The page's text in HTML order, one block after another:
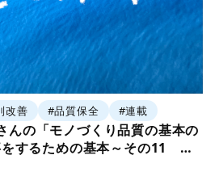
改善 #品質保全 #連載
んの「モノづくり品質の基本の
するための基本～その11